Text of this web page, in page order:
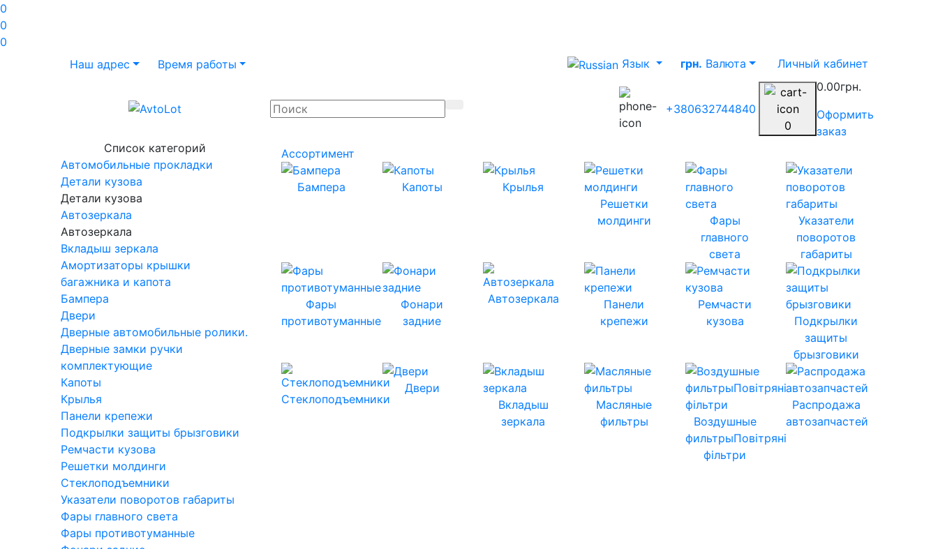
0
0
0
Наш адрес
Время работы Язык грн. Валюта Личный кабинет
+380632744840
0
0.00грн.
Оформить
заказ
Список категорий
Автомобильные прокладки
Детали кузова
Детали кузова
Автозеркала
Автозеркала
Вкладыш зеркала
Амортизаторы крышки
багажника и капота
Бампера
Двери
Дверные автомобильные ролики.
Дверные замки ручки
комплектующие
Капоты
Крылья
Панели крепежи
Подкрылки защиты брызговики
Ремчасти кузова
Решетки молдинги
Стеклоподъемники
Указатели поворотов габариты
Фары главного света
Фары противотуманные
Ассортимент
Бампера Капоты
Крылья
Решетки
молдинги
Фары
главного
света
Указатели
поворотов
габариты
Фары
противотуманные
Фонари
задние
Автозеркала
Панели
крепежи
Ремчасти
кузова
Подкрылки
защиты
брызговики
Стеклоподъемники
Двери
Вкладыш
зеркала
Масляные
фильтры
Воздушные
фильтрыПовітряні
фільтри
Распродажа
автозапчастей